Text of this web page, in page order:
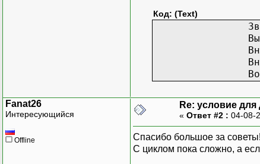
Если
Если
Код: (Text)
Fanat26
Интересующийся
Offline
Re: условие для
« Ответ #2 : 04-08-
Спасибо большое за советы!
С циклом пока сложно, а